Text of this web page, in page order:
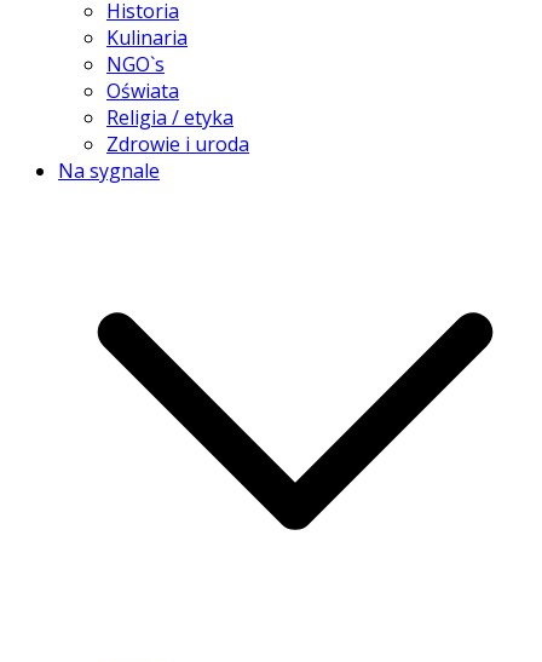
Historia
Kulinaria
NGO`s
Oświata
Religia / etyka
Zdrowie i uroda
Na sygnale